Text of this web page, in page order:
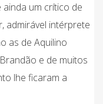
um crítico de
admirável intérprete
as de Aquilino
e de muitos
lhe ficaram a